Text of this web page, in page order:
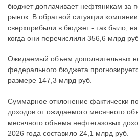
бюджет доплачивает нефтяникам за
рынок. В обратной ситуации
сверхприбыли в бюджет - так было,
когда они перечислили 356,6 млрд
Ожидаемый объем дополнительных
федерального бюджета
размере 147,3 млрд руб.
Суммарное отклонение фактически
доходов от ожидаемого месячного
месячного объема нефтегазовых
2026 года составило 24,1 млрд руб.